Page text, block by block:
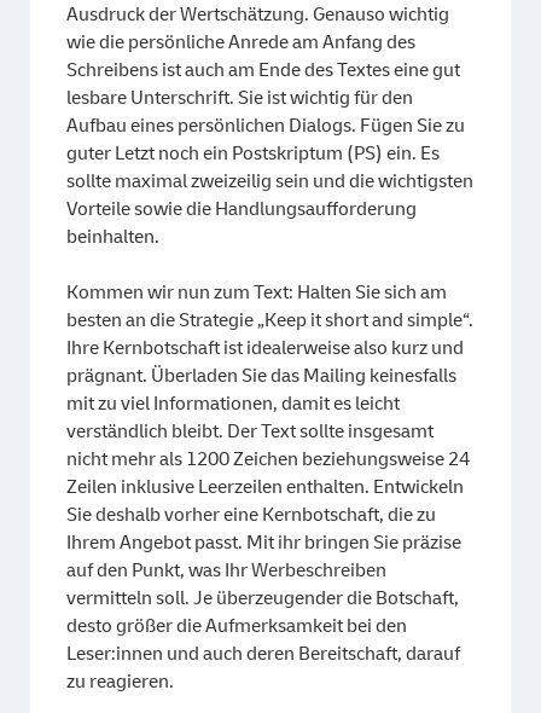
Ausdruck der Wertschätzung. Genauso wichtig
wie die persönliche Anrede am Anfang des
Schreibens ist auch am Ende des Textes eine gut
lesbare Unterschrift. Sie ist wichtig für den
Aufbau eines persönlichen Dialogs. Fügen Sie zu
guter Letzt noch ein Postskriptum (PS) ein. Es
sollte maximal zweizeilig sein und die wichtigsten
Vorteile sowie die Handlungsaufforderung
beinhalten.
Kommen wir nun zum Text: Halten Sie sich am
besten an die Strategie „Keep it short and simple“.
Ihre Kernbotschaft ist idealerweise also kurz und
prägnant. Überladen Sie das Mailing keinesfalls
mit zu viel Informationen, damit es leicht
verständlich bleibt. Der Text sollte insgesamt
nicht mehr als 1200 Zeichen beziehungsweise 24
Zeilen inklusive Leerzeilen enthalten. Entwickeln
Sie deshalb vorher eine Kernbotschaft, die zu
Ihrem Angebot passt. Mit ihr bringen Sie präzise
auf den Punkt, was Ihr Werbeschreiben
vermitteln soll. Je überzeugender die Botschaft,
desto größer die Aufmerksamkeit bei den
Leser:innen und auch deren Bereitschaft, darauf
zu reagieren.